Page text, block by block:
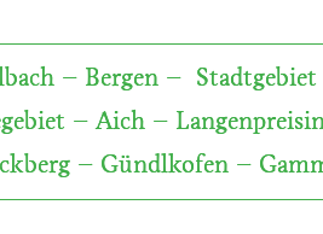
– Bergen –
– Aich –
– Gündlkofen –